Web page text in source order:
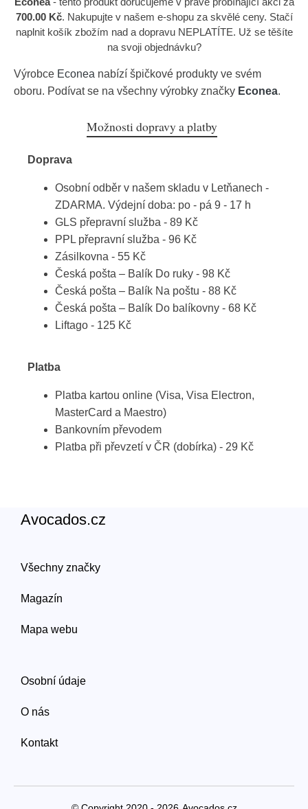
700.00 Kč. Nakupujte v našem e-shopu za skvělé ceny. Stačí
naplnit košík zbožím nad a dopravu NEPLATÍTE. Už se těšíte
na svoji objednávku?
Výrobce Econea nabízí špičkové produkty ve svém
oboru. Podívat se na všechny výrobky značky Econea.
Možnosti dopravy a platby
Doprava
Osobní odběr v našem skladu v Letňanech -
ZDARMA. Výdejní doba: po - pá 9 - 17 h
GLS přepravní služba - 89 Kč
PPL přepravní služba - 96 Kč
Zásilkovna - 55 Kč
Česká pošta – Balík Do ruky - 98 Kč
Česká pošta – Balík Na poštu - 88 Kč
Česká pošta – Balík Do balíkovny - 68 Kč
Liftago - 125 Kč
Platba
Platba kartou online (Visa, Visa Electron,
MasterCard a Maestro)
Bankovním převodem
Platba při převzetí v ČR (dobírka) - 29 Kč
Avocados.cz
Všechny značky
Magazín
Mapa webu
Osobní údaje
O nás
Kontakt